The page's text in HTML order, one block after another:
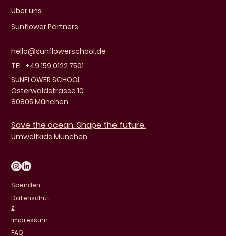
Über uns
Sunflower Partners
hello@sunflowerschool.de
TEL. +49 159 0122 7501
SUNFLOWER SCHOOL
Osterwaldstrasse 10
80805 München
Save the ocean. Shape the future.
Umweltkids München
Spenden
Datenschut
z
Impressum
FAQ